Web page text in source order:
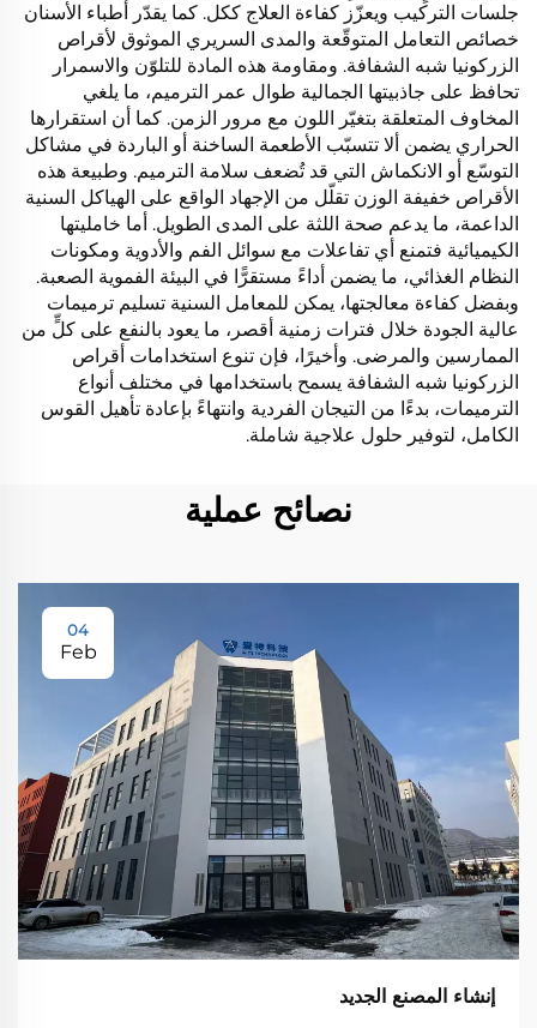
جلسات التركيب ويعزّز كفاءة العلاج ككل. كما يقدّر أطباء الأسنان
خصائص التعامل المتوقّعة والمدى السريري الموثوق لأقراص
الزركونيا شبه الشفافة. ومقاومة هذه المادة للتلوّن والاسمرار
تحافظ على جاذبيتها الجمالية طوال عمر الترميم، ما يلغي
المخاوف المتعلقة بتغيّر اللون مع مرور الزمن. كما أن استقرارها
الحراري يضمن ألا تتسبّب الأطعمة الساخنة أو الباردة في مشاكل
التوسّع أو الانكماش التي قد تُضعف سلامة الترميم. وطبيعة هذه
الأقراص خفيفة الوزن تقلّل من الإجهاد الواقع على الهياكل السنية
الداعمة، ما يدعم صحة اللثة على المدى الطويل. أما خامليتها
الكيميائية فتمنع أي تفاعلات مع سوائل الفم والأدوية ومكونات
النظام الغذائي، ما يضمن أداءً مستقرًّا في البيئة الفموية الصعبة.
وبفضل كفاءة معالجتها، يمكن للمعامل السنية تسليم ترميمات
عالية الجودة خلال فترات زمنية أقصر، ما يعود بالنفع على كلٍّ من
الممارسين والمرضى. وأخيرًا، فإن تنوع استخدامات أقراص
الزركونيا شبه الشفافة يسمح باستخدامها في مختلف أنواع
الترميمات، بدءًا من التيجان الفردية وانتهاءً بإعادة تأهيل القوس
الكامل، لتوفير حلول علاجية شاملة.
نصائح عملية
04
Feb
إنشاء المصنع الجديد